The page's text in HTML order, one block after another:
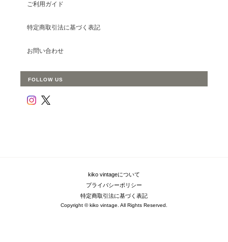
ご利用ガイド
特定商取引法に基づく表記
お問い合わせ
FOLLOW US
kiko vintageについて
プライバシーポリシー
特定商取引法に基づく表記
Copyright © kiko vintage. All Rights Reserved.